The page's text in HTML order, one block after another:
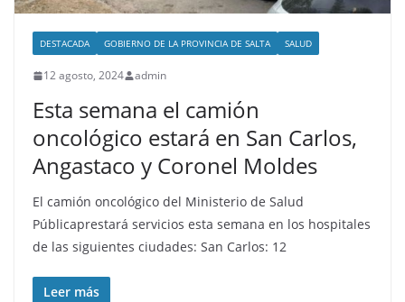
DESTACADA GOBIERNO DE LA PROVINCIA DE SALTA SALUD
12 agosto, 2024 admin
Esta semana el camión
oncológico estará en San Carlos,
Angastaco y Coronel Moldes
El camión oncológico del Ministerio de Salud
Públicaprestará servicios esta semana en los hospitales
de las siguientes ciudades: San Carlos: 12
Leer más